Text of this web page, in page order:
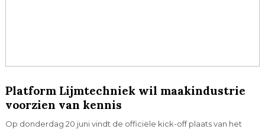
Platform Lijmtechniek wil maakindustrie
voorzien van kennis
Op donderdag 20 juni vindt de officiële kick-off plaats van het